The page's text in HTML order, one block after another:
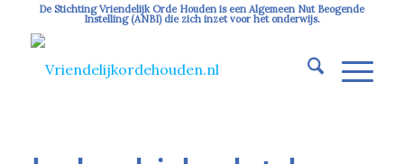
De Stichting Vriendelijk Orde Houden is een Algemeen Nut Beogende
Instelling (ANBI) die zich inzet voor het onderwijs.